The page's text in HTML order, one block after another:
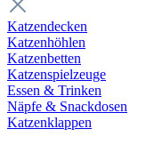
Katzendecken
Katzenhöhlen
Katzenbetten
Katzenspielzeuge
Essen & Trinken
Näpfe & Snackdosen
Katzenklappen